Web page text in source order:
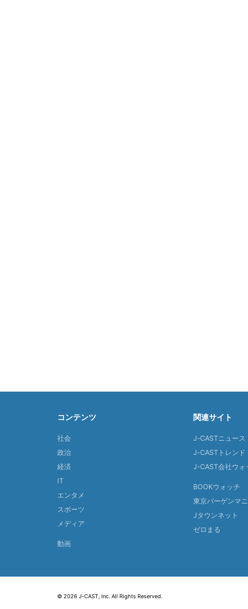
コンテンツ
社会
政治
経済
IT
エンタメ
スポーツ
メディア
動画
関連サイト
J-CASTニュース
J-CASTトレンド
J-CAST会社ウォ
BOOKウォッチ
東京バーゲンマ
Jタウンネット
ゼロまる
© 2026 J-CAST, Inc. All Rights Reserved.